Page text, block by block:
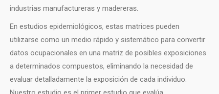
industrias manufactureras y madereras.
En estudios epidemiológicos, estas matrices pueden
utilizarse como un medio rápido y sistemático para convertir
datos ocupacionales en una matriz de posibles exposiciones
a determinados compuestos, eliminando la necesidad de
evaluar detalladamente la exposición de cada individuo.